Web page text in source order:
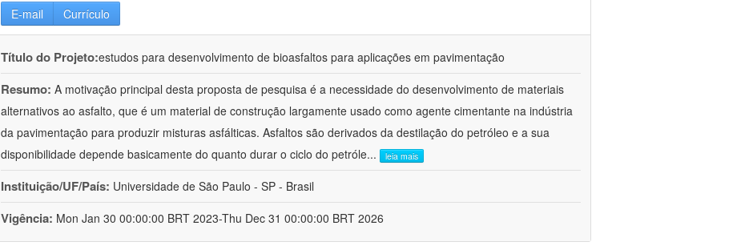
E-mail Currículo
Título do Projeto:estudos para desenvolvimento de bioasfaltos para aplicações em pavimentação
Resumo: A motivação principal desta proposta de pesquisa é a necessidade do desenvolvimento de materiais
alternativos ao asfalto, que é um material de construção largamente usado como agente cimentante na indústria
da pavimentação para produzir misturas asfálticas. Asfaltos são derivados da destilação do petróleo e a sua
disponibilidade depende basicamente do quanto durar o ciclo do petróle... leia mais
Instituição/UF/País: Universidade de São Paulo - SP - Brasil
Vigência: Mon Jan 30 00:00:00 BRT 2023-Thu Dec 31 00:00:00 BRT 2026